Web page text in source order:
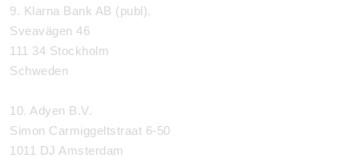
9. Klarna Bank AB (publ).
Sveavägen 46
111 34 Stockholm
Schweden
10. Adyen B.V.
Simon Carmiggeltstraat 6-50
1011 DJ Amsterdam